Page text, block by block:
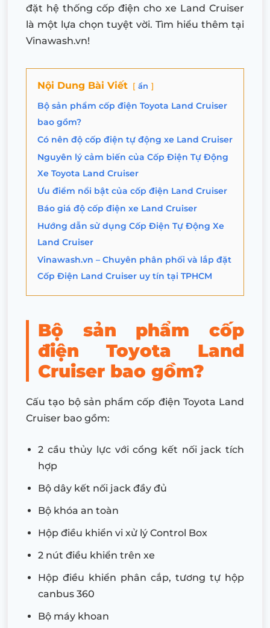
đặt hệ thống cốp điện cho xe Land Cruiser
là một lựa chọn tuyệt vời. Tìm hiểu thêm tại
Vinawash.vn!
Nội Dung Bài Viết ẩn
Bộ sản phẩm cốp điện Toyota Land Cruiser
bao gồm?
Có nên độ cốp điện tự động xe Land Cruiser
Nguyên lý cảm biến của Cốp Điện Tự Động
Xe Toyota Land Cruiser
Ưu điểm nổi bật của cốp điện Land Cruiser
Báo giá độ cốp điện xe Land Cruiser
Hướng dẫn sử dụng Cốp Điện Tự Động Xe
Land Cruiser
Vinawash.vn – Chuyên phân phối và lắp đặt
Cốp Điện Land Cruiser uy tín tại TPHCM
Bộ sản phẩm cốp
điện Toyota Land
Cruiser bao gồm?
Cấu tạo bộ sản phẩm cốp điện Toyota Land
Cruiser bao gồm:
2 cầu thủy lực với cổng kết nối jack tích
hợp
Bộ dây kết nối jack đầy đủ
Bộ khóa an toàn
Hộp điều khiển vi xử lý Control Box
2 nút điều khiển trên xe
Hộp điều khiển phân cắp, tương tự hộp
canbus 360
Bộ máy khoan